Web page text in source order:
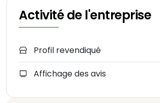
Activité de l'entreprise
Profil revendiqué
Affichage des avis